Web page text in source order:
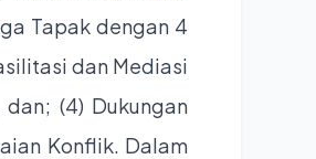
Tapak dengan 4
dan Mediasi
(4) Dukungan
Konflik. Dalam